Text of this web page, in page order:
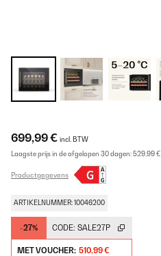
699,99 € incl. BTW
Laagste prijs in de afgelopen 30 dagen:529,99 €
Productgegevens
ARTIKELNUMMER: 10046200
-27% CODE: SALE27P
MET VOUCHER: 510,99 €